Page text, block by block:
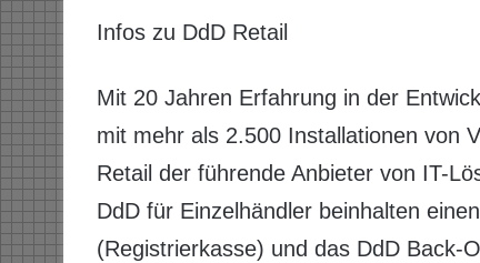
Infos zu DdD Retail
Mit 20 Jahren Erfahrung in der
mit mehr als 2.500 Installationen von
Retail der führende Anbieter von IT-
DdD für Einzelhändler beinhalten
(Registrierkasse) und das DdD Back-